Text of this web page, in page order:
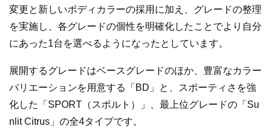
変更と新しいボディカラーの採用に加え、グレードの整理
を実施し、各グレードの個性を明確化したことでより自分
にあった1台を選べるようになったとしています。
展開するグレードはベースグレードのほか、豊富なカラー
バリエーションを用意する「BD」と、スポーティさを強
化した「SPORT（スポルト）」、最上位グレードの「Su
nlit Citrus」の全4タイプです。